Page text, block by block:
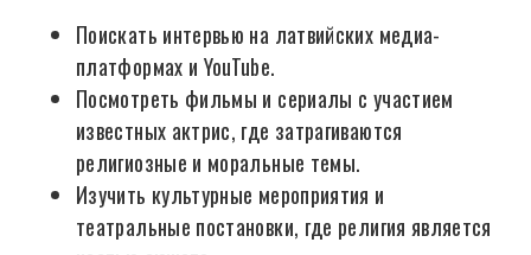
Поискать интервью на латвийских медиа-
платформах и YouTube.
Посмотреть фильмы и сериалы с участием
известных актрис, где затрагиваются
религиозные и моральные темы.
Изучить культурные мероприятия и
театральные постановки, где религия является